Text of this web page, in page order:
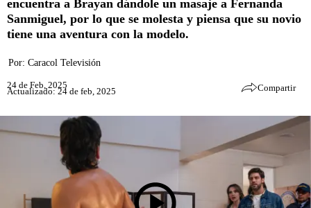
encuentra a Brayan dándole un masaje a Fernanda
Sanmiguel, por lo que se molesta y piensa que su novio
tiene una aventura con la modelo.
Por: Caracol Televisión
24 de Feb, 2025
Actualizado: 24 de feb, 2025 Compartir